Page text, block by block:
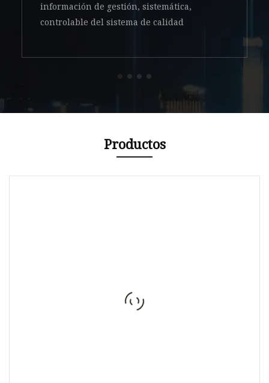
información de gestión, sistemática,
controlable del sistema de calidad
Productos